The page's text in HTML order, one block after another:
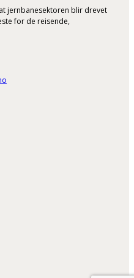
jernbanesektoren blir drevet
for de reisende,